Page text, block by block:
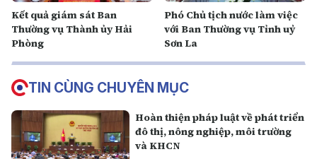
Kết quả giám sát Ban
Thường vụ Thành ủy Hải
Phòng
Phó Chủ tịch nước làm việc
với Ban Thường vụ Tỉnh uỷ
Sơn La
TIN CÙNG CHUYÊN MỤC
Hoàn thiện pháp luật về phát triển
đô thị, nông nghiệp, môi trường
và KHCN